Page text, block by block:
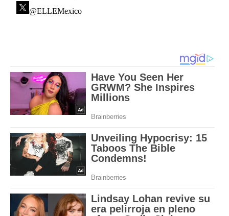
@ELLEMexico